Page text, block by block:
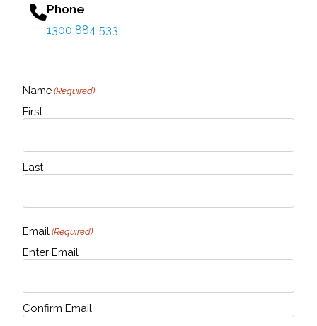
Phone
1300 884 533
Name (Required)
First
Last
Email (Required)
Enter Email
Confirm Email